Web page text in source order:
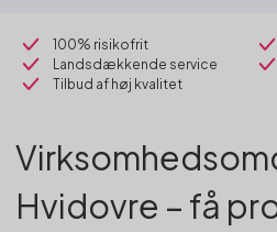
100% risikofrit
Landsdækkende service
Tilbud af høj kvalitet
Hvidovre – få